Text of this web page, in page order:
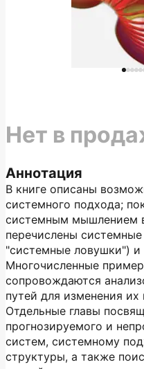
Аннотация
В книге описаны
системного подхода;
системным мышлением
перечислены
"системные ловушки") и
Многочисленные
сопровождаются
путей для изменения их
Отдельные главы
прогнозируемого и
систем, системному
структуры, а также
Нет в